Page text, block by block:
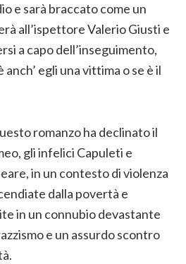
e sarà braccato come un
all’ispettore Valerio Giusti e
a capo dell’inseguimento,
egli una vittima o se è il
romanzo ha declinato il
gli infelici Capuleti e
in un contesto di violenza
dalla povertà e
in un connubio devastante
e un assurdo scontro